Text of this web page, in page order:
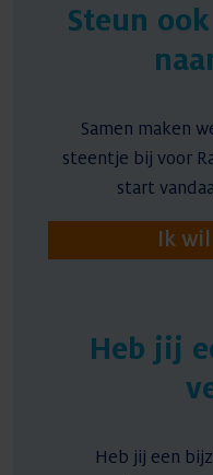
Steun
Samen maken
steentje bij voor
start
Ik
Heb jij
Heb jij een